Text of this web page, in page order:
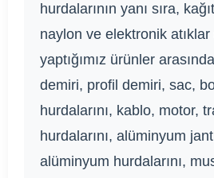
hurdalarının yanı sıra,
naylon ve elektronik atıklar
yaptığımız ürünler
demiri, profil demiri, sac,
hurdalarını, kablo, motor,
hurdalarını, alüminyum
alüminyum hurdalarını,